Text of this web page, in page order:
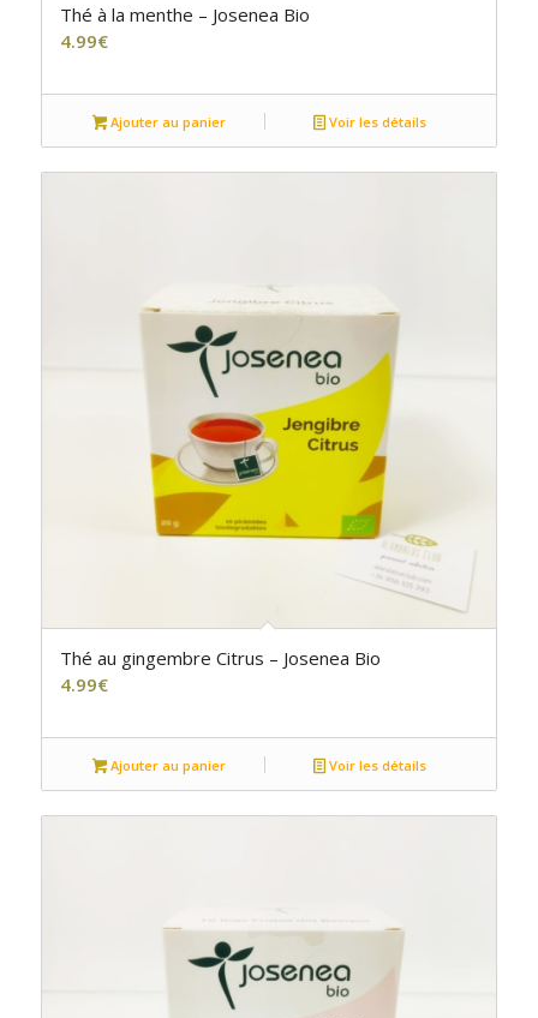
Thé à la menthe – Josenea Bio
4.99€
Ajouter au panier Voir les détails
Thé au gingembre Citrus – Josenea Bio
4.99€
Ajouter au panier Voir les détails